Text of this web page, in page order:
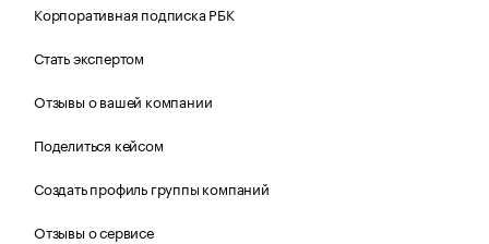
Корпоративная подписка РБК
Стать экспертом
Отзывы о вашей компании
Поделиться кейсом
Создать профиль группы компаний
Отзывы о сервисе